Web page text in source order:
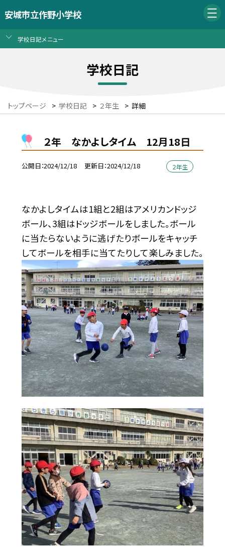
安城市立作野小学校
学校日記メニュー
学校日記
トップページ > 学校日記 > ２年生 > 詳細
２年 なかよしタイム 12月18日
公開日 2024/12/18 更新日 2024/12/18 ２年生
なかよしタイムは1組と2組はアメリカンドッジ
ボール、3組はドッジボールをしました。ボール
に当たらないように逃げたりボールをキャッチ
してボールを相手に当てたりして楽しみました。